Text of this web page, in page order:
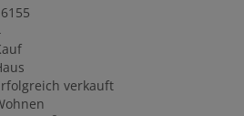
verkauft